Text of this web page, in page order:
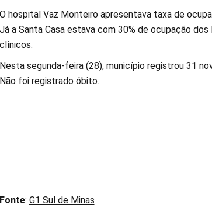
O hospital Vaz Monteiro apresentava taxa de
Já a Santa Casa estava com 30% de ocupação
clínicos.
Nesta segunda-feira (28), município registrou 31
Não foi registrado óbito.
Fonte: G1 Sul de Minas